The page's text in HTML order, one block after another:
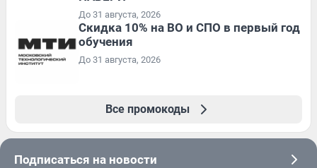
До 31 августа, 2026
Скидка 10% на ВО и СПО в первый год
обучения
До 31 августа, 2026
Все промокоды
Подписаться на новости